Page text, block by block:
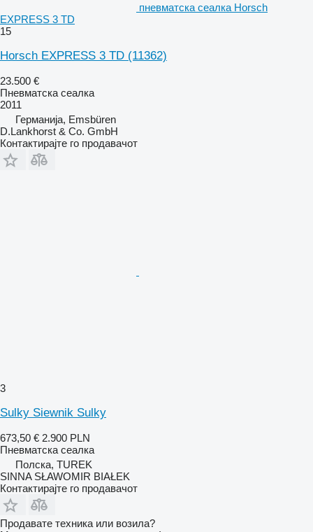
пневматска сеалка Horsch
EXPRESS 3 TD
15
Horsch EXPRESS 3 TD (11362)
23.500 €
Пневматска сеалка
2011
Германија, Emsbüren
D.Lankhorst & Co. GmbH
Контактирајте го продавачот
3
Sulky Siewnik Sulky
673,50 € 2.900 PLN
Пневматска сеалка
Полска, TUREK
SINNA SŁAWOMIR BIAŁEK
Контактирајте го продавачот
Продавате техника или возила?